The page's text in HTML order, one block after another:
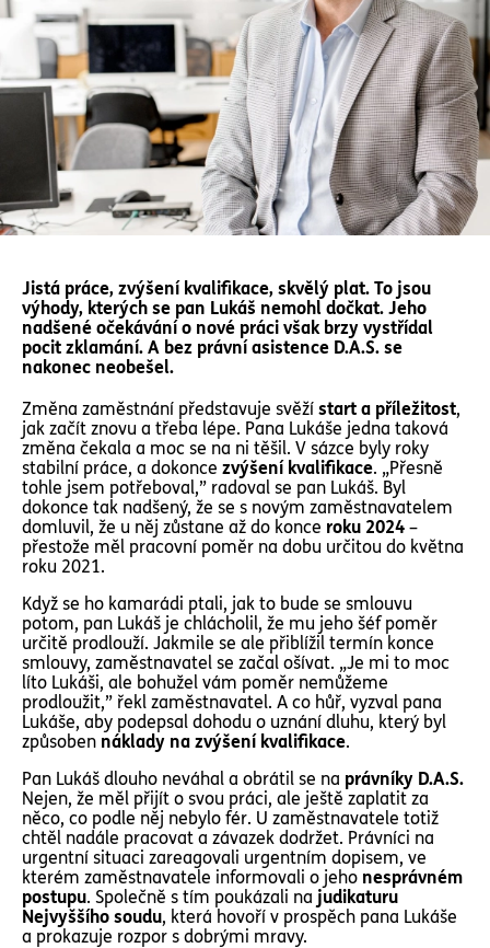
Jistá práce, zvýšení kvalifikace, skvělý plat. To jsou
výhody, kterých se pan Lukáš nemohl dočkat. Jeho
nadšené očekávání o nové práci však brzy vystřídal
pocit zklamání. A bez právní asistence D.A.S. se
nakonec neobešel.
Změna zaměstnání představuje svěží start a příležitost,
jak začít znovu a třeba lépe. Pana Lukáše jedna taková
změna čekala a moc se na ni těšil. V sázce byly roky
stabilní práce, a dokonce zvýšení kvalifikace. „Přesně
tohle jsem potřeboval,” radoval se pan Lukáš. Byl
dokonce tak nadšený, že se s novým zaměstnavatelem
domluvil, že u něj zůstane až do konce roku 2024 –
přestože měl pracovní poměr na dobu určitou do května
roku 2021.
Když se ho kamarádi ptali, jak to bude se smlouvu
potom, pan Lukáš je chlácholil, že mu jeho šéf poměr
určitě prodlouží. Jakmile se ale přiblížil termín konce
smlouvy, zaměstnavatel se začal ošívat. „Je mi to moc
líto Lukáši, ale bohužel vám poměr nemůžeme
prodloužit,” řekl zaměstnavatel. A co hůř, vyzval pana
Lukáše, aby podepsal dohodu o uznání dluhu, který byl
způsoben náklady na zvýšení kvalifikace.
Pan Lukáš dlouho neváhal a obrátil se na právníky D.A.S.
Nejen, že měl přijít o svou práci, ale ještě zaplatit za
něco, co podle něj nebylo fér. U zaměstnavatele totiž
chtěl nadále pracovat a závazek dodržet. Právníci na
urgentní situaci zareagovali urgentním dopisem, ve
kterém zaměstnavatele informovali o jeho nesprávném
postupu. Společně s tím poukázali na judikaturu
Nejvyššího soudu, která hovoří v prospěch pana Lukáše
a prokazuje rozpor s dobrými mravy.